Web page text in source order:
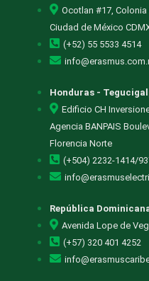
Ocotlan #17,
Ciudad de México
(+52) 55 5533 4514
Honduras -
Edificio CH
Agencia BANPAIS
Florencia Norte
(+504) 2232-1414/
República
Avenida Lope de
(+57) 320 401 4252